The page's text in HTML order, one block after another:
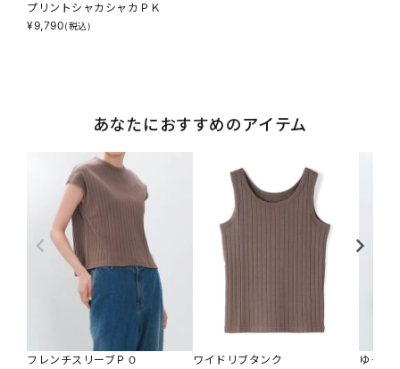
プリントシャカシャカＰＫ
¥9,790(税込)
あなたにおすすめのアイテム
フレンチスリーブＰＯ
ワイドリブタンク
ゆった